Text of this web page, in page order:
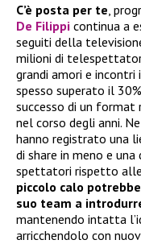
C’è posta per te ,
De Filippi continua a
seguiti della
milioni di
grandi amori e
spesso superato il
successo di un
nel corso degli anni.
hanno registrato una
di share in meno e
spettatori rispetto alle
piccolo calo
suo team a
mantenendo intatta
arricchendolo con